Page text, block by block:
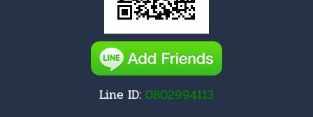
Line ID: 0802994113